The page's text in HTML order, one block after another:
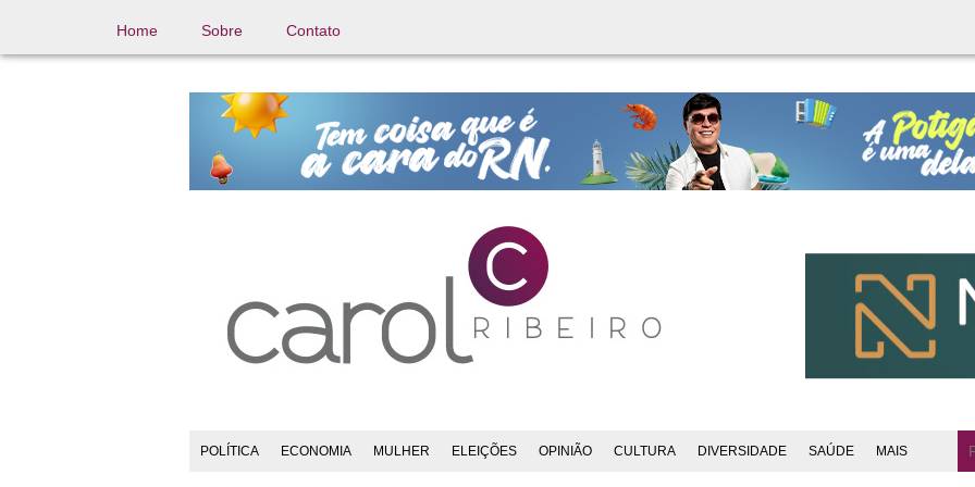
Home Sobre Contato
POLÍTICA ECONOMIA MULHER ELEIÇÕES OPINIÃO CULTURA DIVERSIDADE SAÚDE MAIS